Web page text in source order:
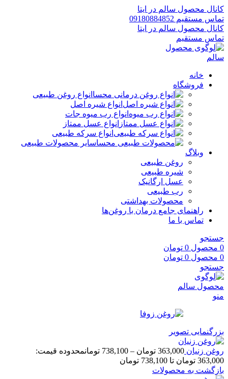
کانال محصول سالم در ایتا
تماس مستقیم 09180884852
کانال محصول سالم در ایتا
تماس مستقیم
خانه
فروشگاه
انواع روغن طبیعی
انواع شیره اصل
انواع رب میوه جات
انواع عسل ممتاز
انواع سرکه طبیعی
سایر محصولات طبیعی
وبلاگ
روغن طبیعی
شیره طبیعی
عسل ارگانیک
رب طبیعی
محصولات بهداشتی
راهنمای جامع درمان با روغن‌ها
تماس با ما
جستجو
0 محصول 0 تومان
0 محصول 0 تومان
جستجو
منو
بزرگنمایی تصویر
روغن زنیان 363,000 تومان –
738,100 تومانمحدوده قیمت:
363,000 تومان تا 738,100 تومان
بازگشت به محصولات